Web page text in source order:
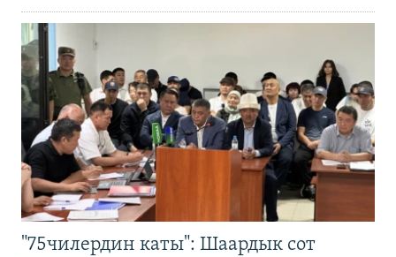
"75чилердин каты": Шаардык сот